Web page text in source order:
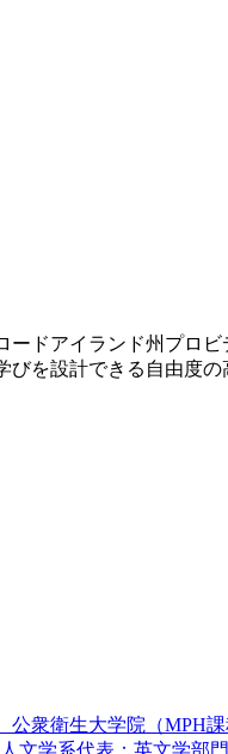
ドアイランド州プロ
を設計できる自由度
公衆衛生大学院（MPH課
文学系代表：英文学部門